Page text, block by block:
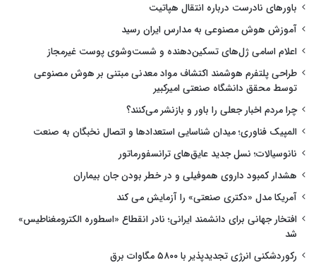
باورهای نادرست درباره انتقال هپاتیت
آموزش هوش مصنوعی به مدارس ایران رسید
اعلام اسامی ژل‌های تسکین‌دهنده و شست‌وشوی پوست غیرمجاز
طراحی پلتفرم هوشمند اکتشاف مواد معدنی مبتنی بر هوش مصنوعی
توسط محقق دانشگاه صنعتی امیرکبیر
چرا مردم اخبار جعلی را باور و بازنشر می‌کنند؟
المپیک فناوری؛ میدان شناسایی استعدادها و اتصال نخبگان به صنعت
نانوسیالات؛ نسل جدید عایق‌های ترانسفورماتور
هشدار کمبود داروی هموفیلی و در خطر بودن جان بیماران
آمریکا مدل «دکتری صنعتی» را آزمایش می کند
افتخار جهانی برای دانشمند ایرانی؛ نادر انقطاع «اسطوره الکترومغناطیس»
شد
رکوردشکنی انرژی تجدیدپذیر با ۵۸۰۰ مگاوات برق